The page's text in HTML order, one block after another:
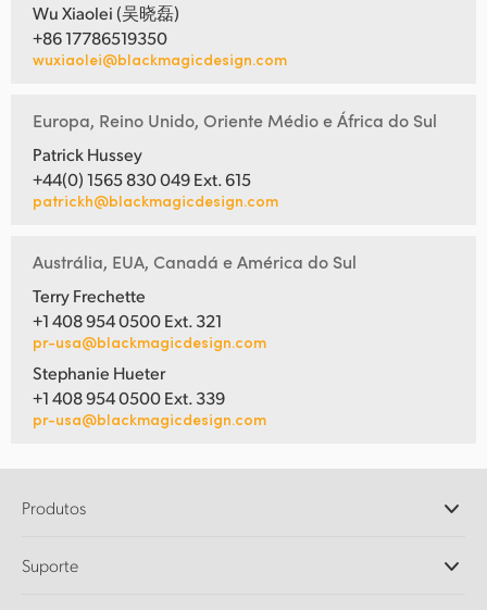
Wu Xiaolei (吴晓磊)
+86 17786519350
wuxiaolei@blackmagicdesign.com
Europa, Reino Unido, Oriente Médio e África do Sul
Patrick Hussey
+44(0) 1565 830 049 Ext. 615
patrickh@blackmagicdesign.com
Austrália, EUA, Canadá e América do Sul
Terry Frechette
+1 408 954 0500 Ext. 321
pr-usa@blackmagicdesign.com
Stephanie Hueter
+1 408 954 0500 Ext. 339
pr-usa@blackmagicdesign.com
Produtos
DaVinci Resolve e Fusion
Suporte